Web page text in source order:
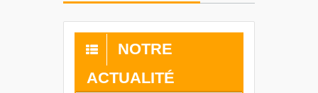
NOTRE
ACTUALITÉ